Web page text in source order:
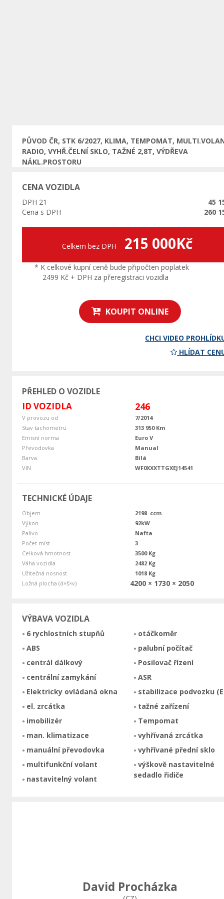
PŮVOD ČR, STK 6/2027, KLIMA, TEMPOMAT,
RADIO, VYHŘ.ČELNÍ SKLO, TAŽNÉ 2,8T, VÝDŘEVA
NÁKL.PROSTORU
CENA VOZIDLA
DPH 21
45
Cena s DPH
260
Celkem bez DPH 215 000Kč
* K celkové kupní ceně bude připočten poplatek
2499 Kč + DPH za přeregistraci vozidla
KOUPIT ONLINE
CHCI VIDEO
HLÍDAT
PŘEHLED O VOZIDLE
ID VOZIDLA 246
V provozu od
7/2014
Stav tachometru
313 950 Km
Emisní norma
Euro V
Převodovka
Manual
Barva
Bílá
VIN
WF0XXXTTGXEJ14541
TECHNICKÉ ÚDAJE
Objem
2198 ccm
Výkon
92kW
Palivo
Nafta
Počet míst
3
Celková hmotnost
3500 Kg
Váha vozidla
2482 Kg
Užitečná nosnost
1018 Kg
Ložná plocha (d×š×v)
4200 × 1730 × 2050
VÝBAVA VOZIDLA
6 rychlostních stupňů
ABS
centrál dálkový
centrální zamykání
Elektricky ovládaná okna
el. zrcátka
imobilizér
man. klimatizace
manuální převodovka
multifunkční volant
nastavitelný volant
otáčkoměr
palubní počítač
Posilovač řízení
ASR
stabilizace podvozku
tažné zařízení
Tempomat
vyhřívaná zrcátka
vyhřívané přední sklo
výškově nastavitelné
sedadlo řidiče
David Procházka